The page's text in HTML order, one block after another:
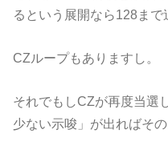
るという展開なら128まで
CZループもありますし。
それでもしCZが再度当選
少ない示唆」が出ればそ